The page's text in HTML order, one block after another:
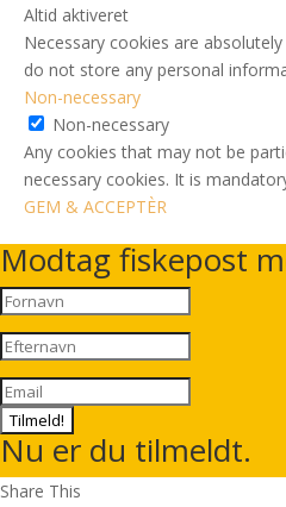
Altid aktiveret
Necessary cookies are
do not store any personal
Non-necessary
Non-necessary
Any cookies that may not be
necessary cookies. It is
GEM & ACCEPTÈR
Modtag fiskepost
Tilmeld!
Nu er du tilmeldt.
Share This